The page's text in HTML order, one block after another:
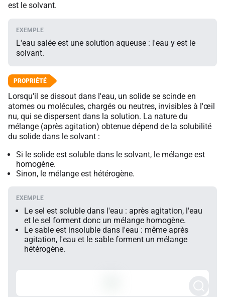
est le solvant.
L'eau salée est une solution aqueuse : l'eau y est le
solvant.
Lorsqu'il se dissout dans l'eau, un solide se scinde en
atomes ou molécules, chargés ou neutres, invisibles à l'œil
nu, qui se dispersent dans la solution. La nature du
mélange (après agitation) obtenue dépend de la solubilité
du solide dans le solvant :
Si le solide est soluble dans le solvant, le mélange est
homogène.
Sinon, le mélange est hétérogène.
Le sel est soluble dans l'eau : après agitation, l'eau
et le sel forment donc un mélange homogène.
Le sable est insoluble dans l'eau : même après
agitation, l'eau et le sable forment un mélange
hétérogène.